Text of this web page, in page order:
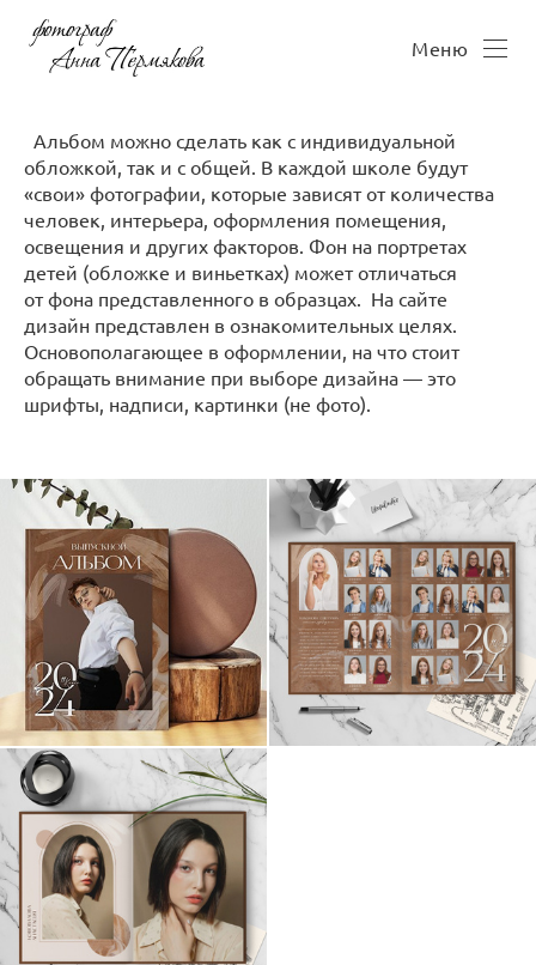
Меню
Альбом можно сделать как с индивидуальной
обложкой, так и с общей. В каждой школе будут
«свои» фотографии, которые зависят от количества
человек, интерьера, оформления помещения,
освещения и других факторов. Фон на портретах
детей (обложке и виньетках) может отличаться
от фона представленного в образцах. На сайте
дизайн представлен в ознакомительных целях.
Основополагающее в оформлении, на что стоит
обращать внимание при выборе дизайна — это
шрифты, надписи, картинки (не фото).